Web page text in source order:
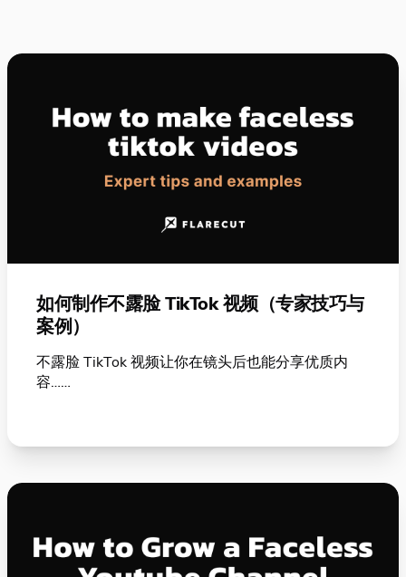
如何制作不露脸 TikTok 视频（专家技巧与
案例）
不露脸 TikTok 视频让你在镜头后也能分享优质内
容……